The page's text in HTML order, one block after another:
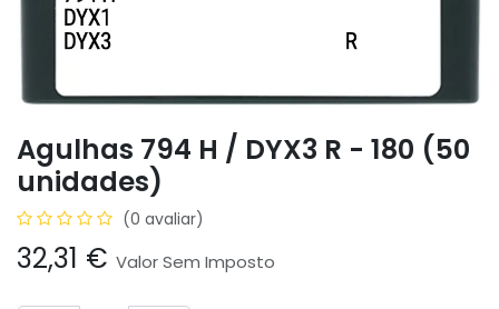
Agulhas 794 H / DYX3 R - 180 (50
unidades)
(0 avaliar)
32,31 € Valor Sem Imposto